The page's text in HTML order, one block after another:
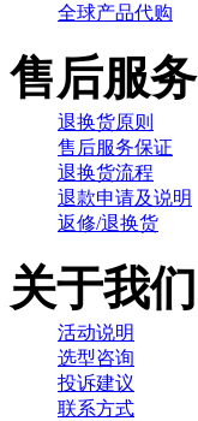
全球产品代购
售后服务
退换货原则
售后服务保证
退换货流程
退款申请及说明
返修/退换货
关于我们
活动说明
选型咨询
投诉建议
联系方式